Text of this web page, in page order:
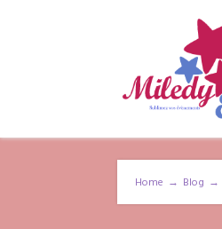
Home → Blog →